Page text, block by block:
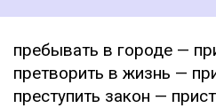
пребывать в городе —
претворить в жизнь —
преступить закон —